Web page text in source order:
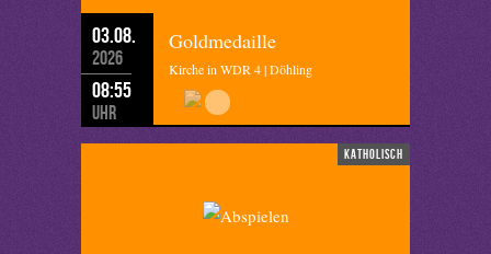
03.08.
2026
08:55
Uhr
Goldmedaille
Kirche in WDR 4 | Döhling
katholisch